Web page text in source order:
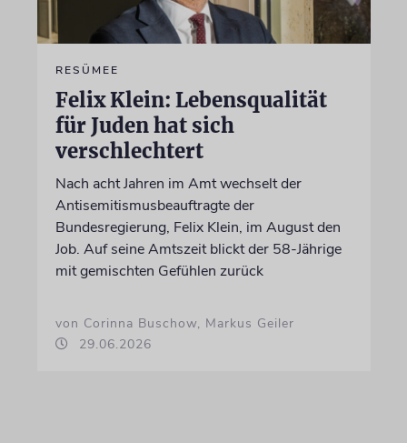
RESÜMEE
Felix Klein: Lebensqualität
für Juden hat sich
verschlechtert
Nach acht Jahren im Amt wechselt der
Antisemitismusbeauftragte der
Bundesregierung, Felix Klein, im August den
Job. Auf seine Amtszeit blickt der 58-Jährige
mit gemischten Gefühlen zurück
von Corinna Buschow, Markus Geiler
29.06.2026